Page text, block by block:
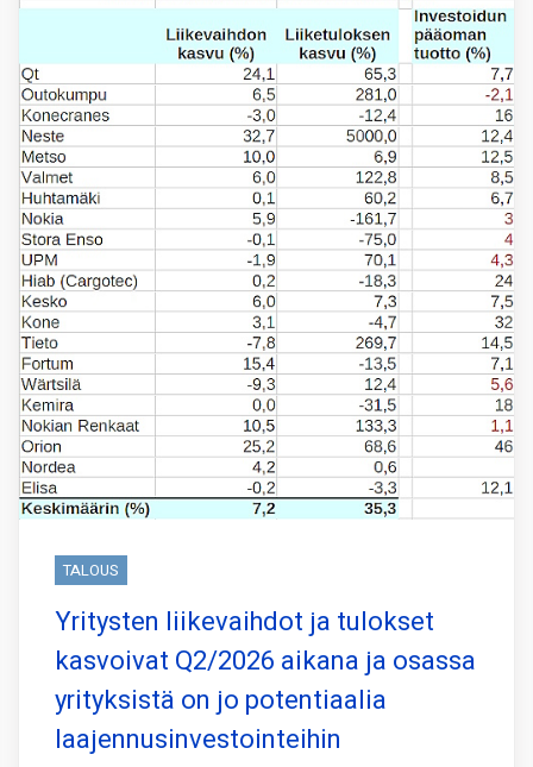
TALOUS
Yritysten liikevaihdot ja tulokset
kasvoivat Q2/2026 aikana ja osassa
yrityksistä on jo potentiaalia
laajennusinvestointeihin